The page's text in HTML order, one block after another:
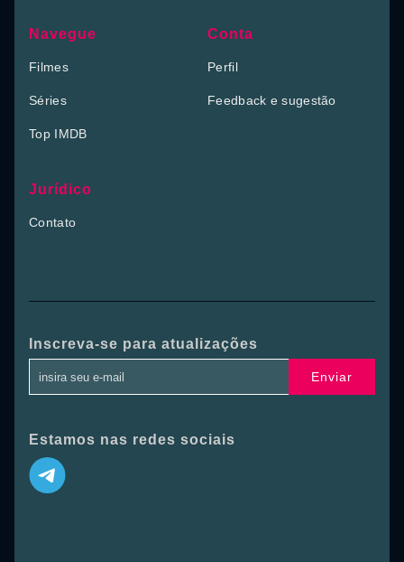
Navegue
Filmes
Séries
Top IMDB
Conta
Perfil
Feedback e sugestão
Jurídico
Contato
Inscreva-se para atualizações
Enviar
Estamos nas redes sociais